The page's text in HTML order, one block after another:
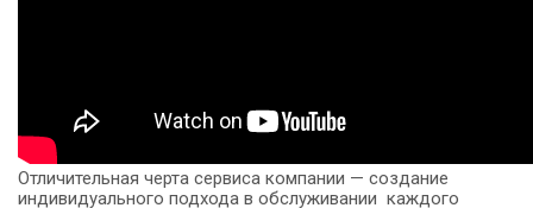
Отличительная черта сервиса компании — создание
индивидуального подхода в обслуживании каждого